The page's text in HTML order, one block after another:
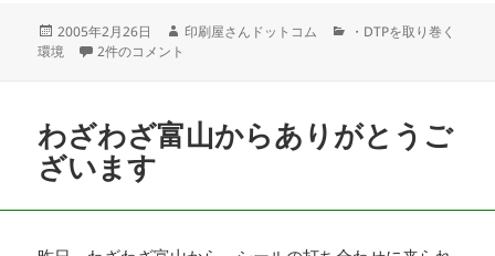
投
稿
2005年2月26日
作
印刷屋さんドットコム
カ・DTPを取り巻く
環境
ＲＡＷデータってすごいのですね への
2件のコメント
わざわざ富山からありがとうご
ざいます